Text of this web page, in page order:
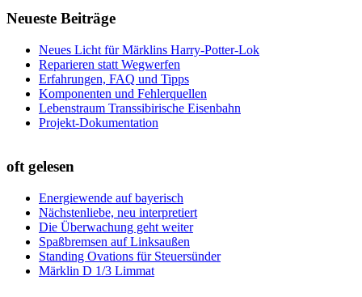
Neueste Beiträge
Neues Licht für Märklins Harry-Potter-Lok
Reparieren statt Wegwerfen
Erfahrungen, FAQ und Tipps
Komponenten und Fehlerquellen
Lebenstraum Transsibirische Eisenbahn
Projekt-Dokumentation
oft gelesen
Energiewende auf bayerisch
Nächstenliebe, neu interpretiert
Die Überwachung geht weiter
Spaßbremsen auf Linksaußen
Standing Ovations für Steuersünder
Märklin D 1/3 Limmat